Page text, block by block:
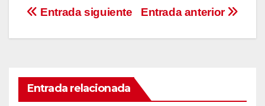
Navegación
de
Entrada anterior
Entrada siguiente
Entrada relacionada